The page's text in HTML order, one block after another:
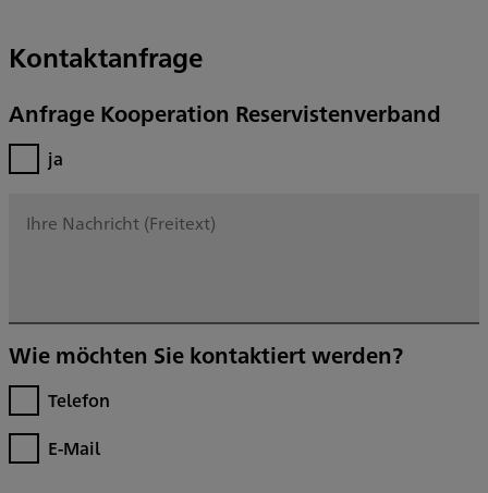
Kontaktanfrage
Anfrage Kooperation Reservistenverband
ja
Wie möchten Sie kontaktiert werden?
Telefon
E-Mail